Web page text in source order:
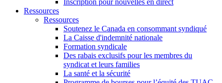
Ressources
Ressources
Soutenez le Canada en consommant syndiqué
La Caisse d'indemnité nationale
Formation syndicale
Des rabais exclusifs pour les membres du
syndicat et leurs families
La santé et la sécurité